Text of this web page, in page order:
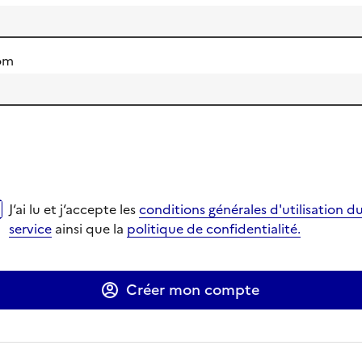
lu et j‘accepte lesconditions générales d'utilisation du
dans un nouvel onglet
dans un nouvel onglet
J‘ai lu et j‘accepte lesconditions générales d'utilisation du
service ainsi que la politique de confidentialité.
Créer mon compte